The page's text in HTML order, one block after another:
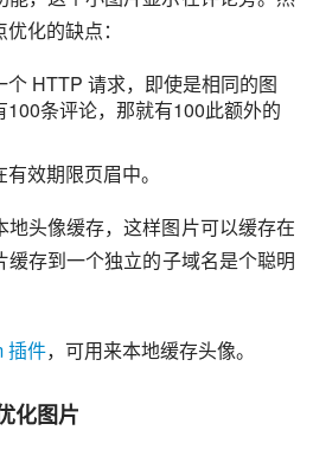
化的缺点：
HTTP 请求，即使是相同的图
100条评论，那就有100此额外的
效期限页眉中。
地头像缓存，这样图片可以缓存在
存到一个独立的子域名是个聪明
插件，可用来本地缓存头像。
化图片